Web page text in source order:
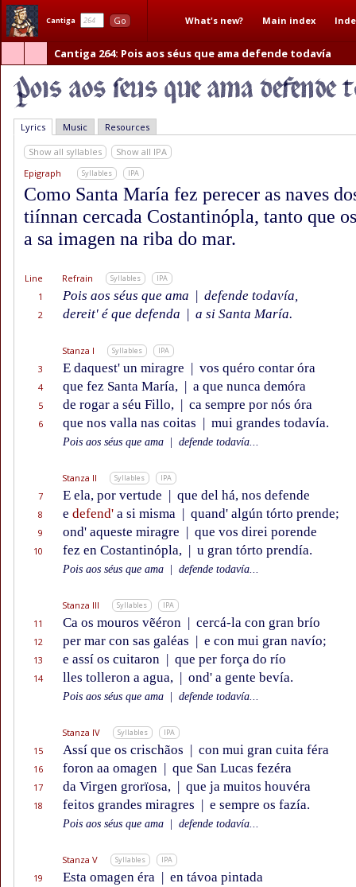
Cantiga Go What's new? Main index
Cantiga 264: Pois aos séus que ama defende todavía
Lyrics Music Resources
Show all syllables
Show all IPA
Epigraph
Syllables IPA
Como Santa María fez perecer as naves
tiínnan cercada Costantinópla, tanto que
a sa imagen na riba do mar.
Line Refrain Syllables IPA
1 Pois aos séus que ama | defende todavía,
2 dereit' é que defenda | a si Santa María.
Stanza I Syllables IPA
3 E daquest' un miragre | vos quéro contar óra
4 que fez Santa María, | a que nunca demóra
5 de rogar a séu Fillo, | ca sempre por nós óra
6 que nos valla nas coitas | mui grandes todavía.
Pois aos séus que ama defende todavía...
Stanza II Syllables IPA
7 E ela, por vertude | que del há, nos defende
8 e defend' a si misma | quand' algún tórto prende;
9 ond' aqueste miragre | que vos direi porende
10 fez en Costantinópla, | u gran tórto prendía.
Pois aos séus que ama defende todavía...
Stanza III Syllables IPA
11 Ca os mouros vẽéron | cercá-la con gran brío
12 per mar con sas galéas | e con mui gran navío;
13 e assí os cuitaron | que per força do río
14 lles tolleron a agua, | ond' a gente bevía.
Pois aos séus que ama defende todavía...
Stanza IV Syllables IPA
15 Assí que os crischãos | con mui gran cuita féra
16 foron aa omagen | que San Lucas fezéra
17 da Virgen grorïosa, | que ja muitos houvéra
18 feitos grandes miragres | e sempre os fazía.
Pois aos séus que ama defende todavía...
Stanza V Syllables IPA
19 Esta omagen éra | en távoa pintada